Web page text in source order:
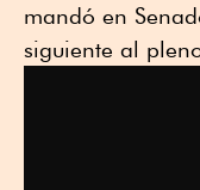
mandó en
siguiente al